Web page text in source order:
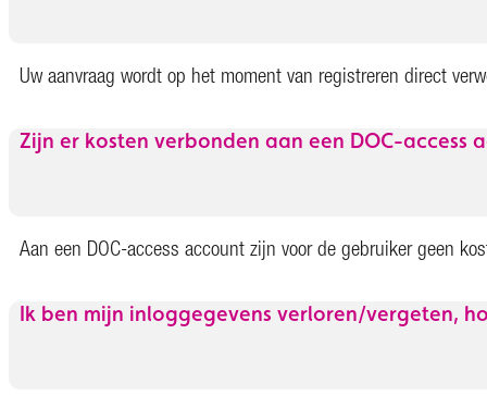
Uw aanvraag wordt op het moment van registreren direct
Zijn er kosten verbonden aan een DOC-access
Aan een DOC-access account zijn voor de gebruiker geen
Ik ben mijn inloggegevens verloren/vergeten,